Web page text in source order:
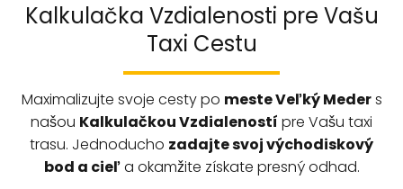
Kalkulačka Vzdialenosti pre Vašu
Taxi Cestu
Maximalizujte svoje cesty po mesteVeľký Meders
našou Kalkulačkou Vzdialeností pre Vašu taxi
trasu. Jednoducho zadajte svoj východiskový
bod a cieľa okamžite získate presný odhad.